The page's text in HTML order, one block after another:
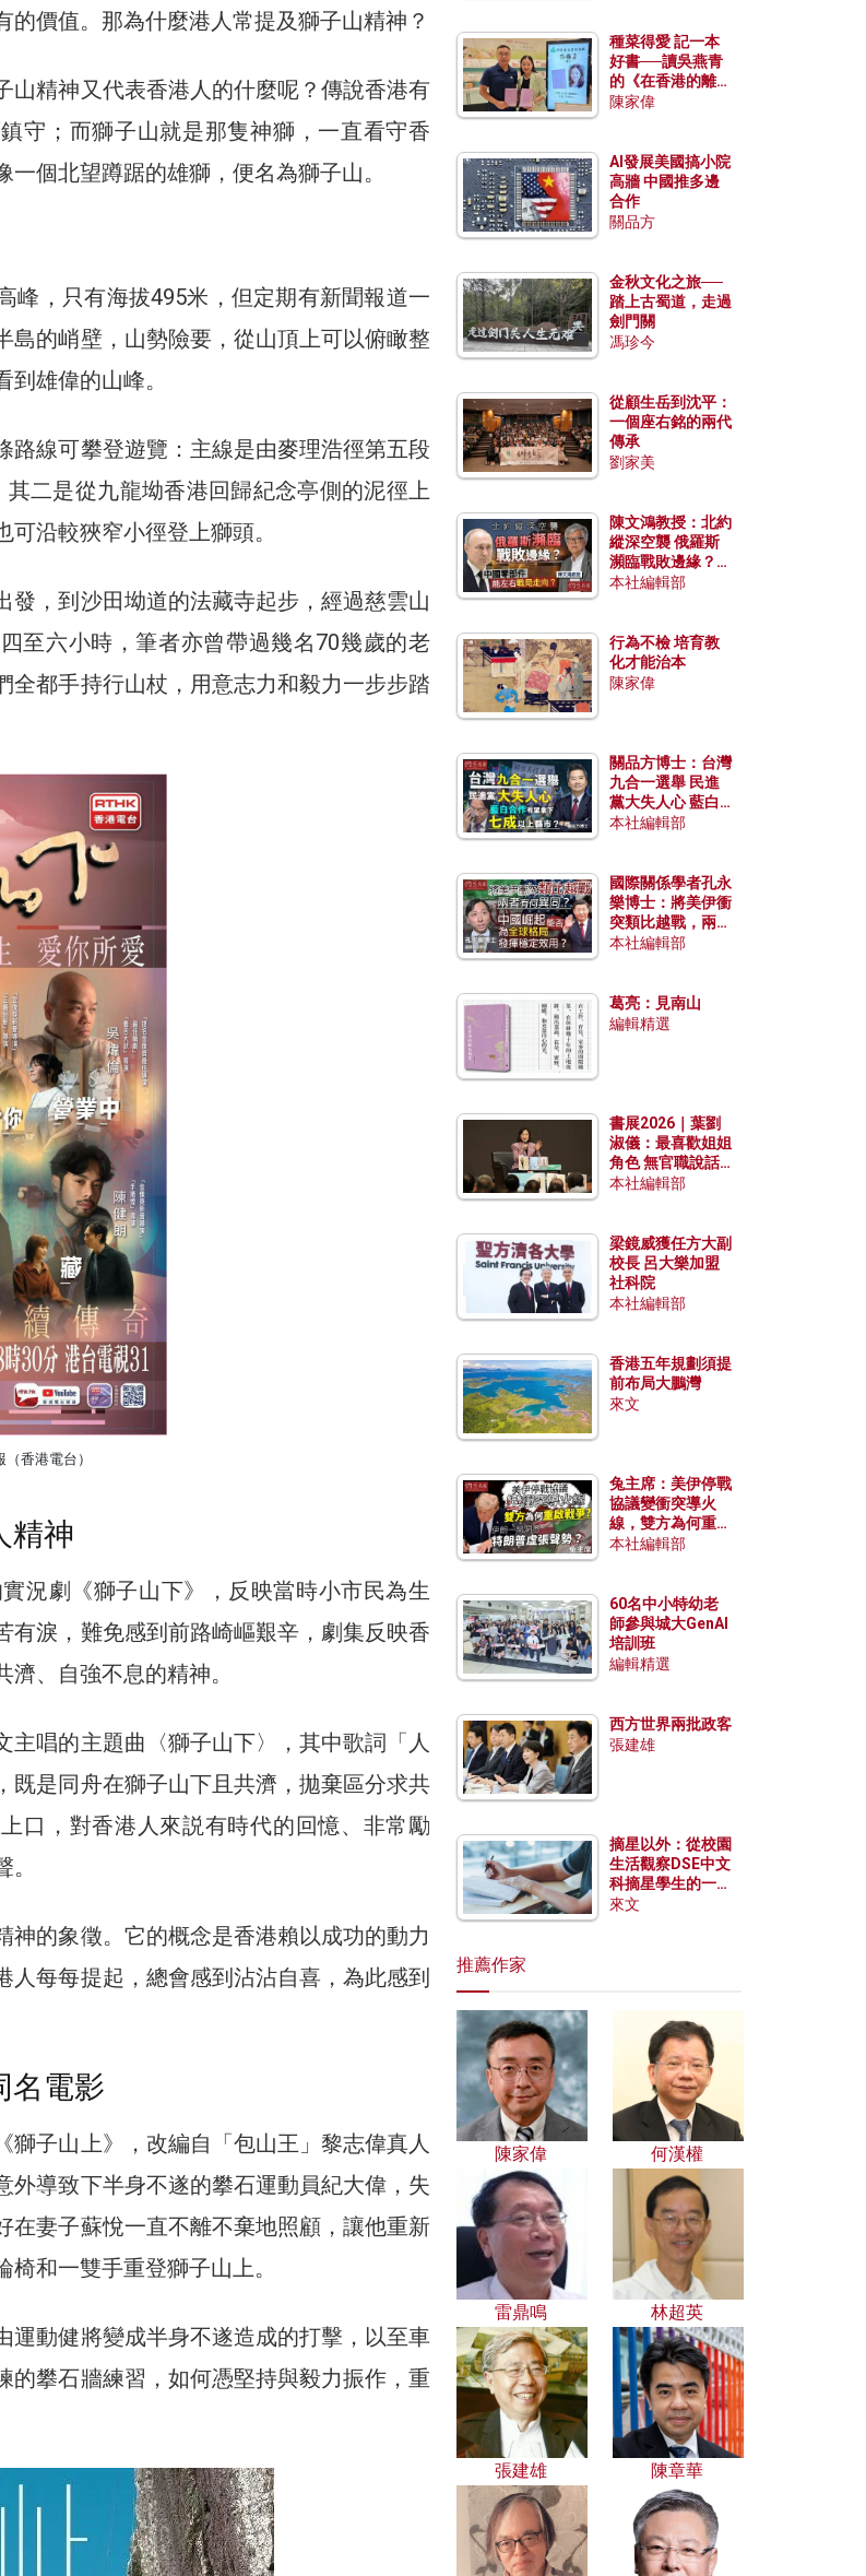
的價值。那為什麼港人常提及獅子山精神？
山精神又代表香港人的什麼呢？傳說香港有
守；而獅子山就是那隻神獅，一直看守香
個北望蹲踞的雄獅，便名為獅子山。
峰，只有海拔495米，但定期有新聞報道一
島的峭壁，山勢險要，從山頂上可以俯瞰整
雄偉的山峰。
路線可攀登遊覽：主線是由麥理浩徑第五段
二是從九龍坳香港回歸紀念亭側的泥徑上
沿較狹窄小徑登上獅頭。
發，到沙田坳道的法藏寺起步，經過慈雲山
至六小時，筆者亦曾帶過幾名70幾歲的老
全都手持行山杖，用意志力和毅力一步步踏
香港電台）
精神
況劇《獅子山下》，反映當時小市民為生
有淚，難免感到前路崎嶇艱辛，劇集反映香
、自強不息的精神。
主唱的主題曲〈獅子山下〉，其中歌詞「人
既是同舟在獅子山下且共濟，拋棄區分求共
口，對香港人來説有時代的回憶、非常勵
神的象徵。它的概念是香港賴以成功的動力
人每每提起，總會感到沾沾自喜，為此感到
名電影
獅子山上》，改編自「包山王」黎志偉真人
外導致下半身不遂的攀石運動員紀大偉，失
在妻子蘇悅一直不離不棄地照顧，讓他重新
和一雙手重登獅子山上。
運動健將變成半身不遂造成的打擊，以至車
的攀石牆練習，如何憑堅持與毅力振作，重
種菜得愛 記一本
好書──讀吳燕青
的《在香港的離島
種菜》
陳家偉
AI發展美國搞小院
高牆 中國推多邊
合作
關品方
金秋文化之旅──
踏上古蜀道，走過
劍門關
馮珍今
從顧生岳到沈平：
一個座右銘的兩代
傳承
劉家美
陳文鴻教授：北約
縱深空襲 俄羅斯
瀕臨戰敗邊緣？中
國零部件能左右戰
本社編輯部
行為不檢 培育教
化才能治本
陳家偉
關品方博士：台灣
九合一選舉 民進
黨大失人心 藍白
合作有望拿下七成
本社編輯部
國際關係學者孔永
樂博士：將美伊衝
突類比越戰，兩者
有何異同？中國崛
本社編輯部
葛亮：見南山
編輯精選
書展2026｜葉劉
淑儀：最喜歡姐姐
角色 無官職說話
包袱少
本社編輯部
梁鏡威獲任方大副
校長 呂大樂加盟
社科院
本社編輯部
香港五年規劃須提
前布局大鵬灣
來文
兔主席：美伊停戰
協議變衝突導火
線，雙方為何重啟
戰爭？伊朗一早洞
本社編輯部
60名中小特幼老
師參與城大GenAI
培訓班
編輯精選
西方世界兩批政客
張建雄
摘星以外：從校園
生活觀察DSE中文
科摘星學生的一點
特質
來文
推薦作家
陳家偉 何漢權
雷鼎鳴 林超英
張建雄 陳章華